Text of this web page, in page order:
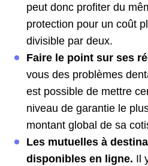
peut donc profiter du
protection pour un coût
divisible par deux.
Faire le point sur ses
vous des problèmes
est possible de mettre
niveau de garantie le
montant global de sa
Les mutuelles à
disponibles en ligne. Il